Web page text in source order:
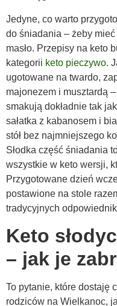
Jedyne, co warto
do śniadania – żeby
masło. Przepisy na keto
kategorii keto pieczywo.
ugotowane na twardo,
majonezem i musztardą
smakują dokładnie tak
sałatka z kabanosem i
stół bez najmniejszego
Słodka część śniadania
wszystkie w keto wersji,
Przygotowane dzień
postawione na stole
tradycyjnych
Keto
– jak je
To pytanie, które dostaję
rodziców na Wielkanoc,